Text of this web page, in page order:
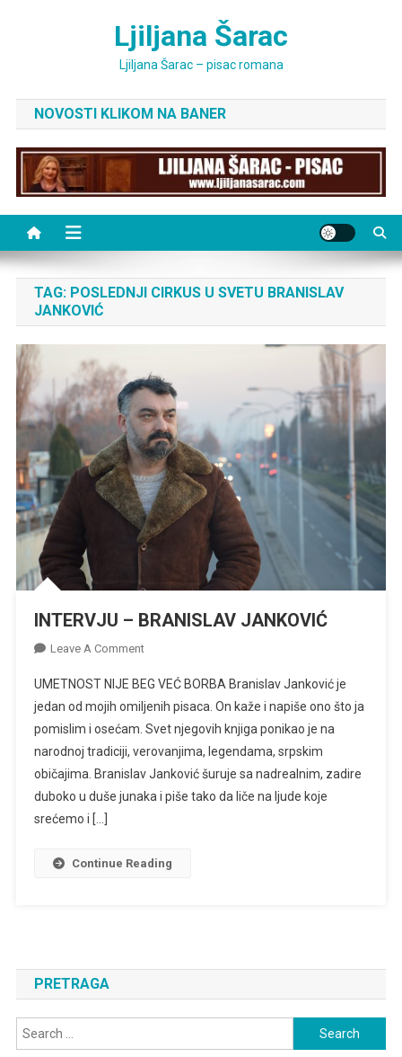
Ljiljana Šarac
Ljiljana Šarac – pisac romana
NOVOSTI KLIKOM NA BANER
TAG: POSLEDNJI CIRKUS U SVETU BRANISLAV
JANKOVIĆ
INTERVJU – BRANISLAV JANKOVIĆ
Leave A CommentOn
–
BRANISLAV
JANKOVIĆ
UMETNOST NIJE BEG VEĆ BORBA Branislav Janković je
jedan od mojih omiljenih pisaca. On kaže i napiše ono što ja
pomislim i osećam. Svet njegovih knjiga ponikao je na
narodnoj tradiciji, verovanjima, legendama, srpskim
običajima. Branislav Janković šuruje sa nadrealnim, zadire
duboko u duše junaka i piše tako da liče na ljude koje
srećemo i […]
Continue Reading
PRETRAGA
Search
for: